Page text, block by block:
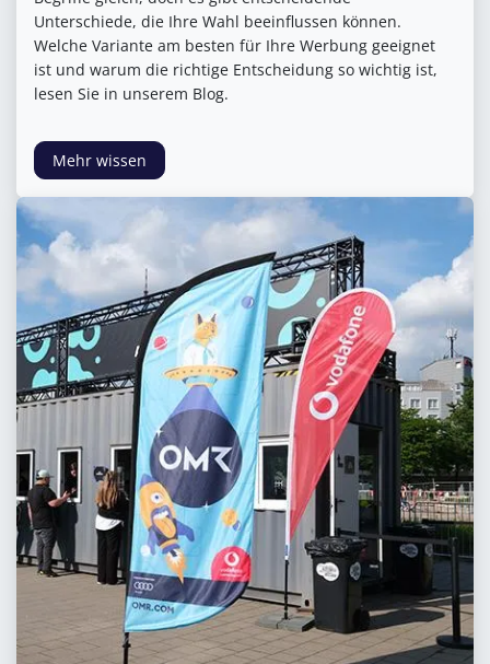
Unterschiede, die Ihre Wahl beeinflussen können.
Welche Variante am besten für Ihre Werbung geeignet
ist und warum die richtige Entscheidung so wichtig ist,
lesen Sie in unserem Blog.
Mehr wissen